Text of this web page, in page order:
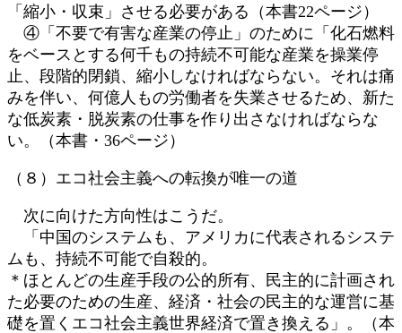
「縮小・収束」させる必要がある（本書22ページ）
④「不要で有害な産業の停止」のために「化石燃料
をベースとする何千もの持続不可能な産業を操業停
止、段階的閉鎖、縮小しなければならない。それは痛
みを伴い、何億人もの労働者を失業させるため、新た
な低炭素・脱炭素の仕事を作り出さなければならな
い。（本書・36ページ）
（８）エコ社会主義への転換が唯一の道
次に向けた方向性はこうだ。
「中国のシステムも、アメリカに代表されるシステ
ムも、持続不可能で自殺的。
＊ほとんどの生産手段の公的所有、民主的に計画され
た必要のための生産、経済・社会の民主的な運営に基
礎を置くエコ社会主義世界経済で置き換える」。（本